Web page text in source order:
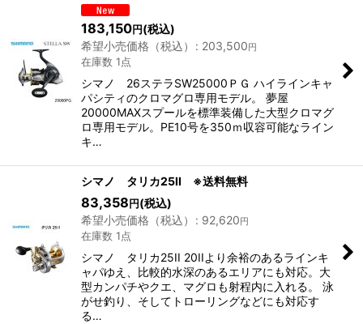
183,150円 (税込)
希望小売価格（税込）
: 203,500 円
在庫数 1点
シマノ 26ステラSW25000ＰＧ ハイラインキャ
パシティのクロマグロ専用モデル。 夢屋
20000MAXスプールを標準装備した大型クロマグ
ロ専用モデル。PE10号を350ｍ収容可能なライン
キ…
シマノ タリカ25II ※送料無料
83,358 円 (税込)
希望小売価格（税込）
: 92,620 円
在庫数 1点
シマノ タリカ25II 20IIより余裕のあるラインキ
ャパゆえ、比較的水深のあるエリアにも対応。大
型カンパチやクエ、マグロも射程内に入れる。 泳
がせ釣り、そしてトローリングなどにも対応す
る…